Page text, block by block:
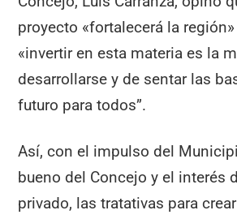
proyecto «fortalecerá la
«invertir en esta materia es la
desarrollarse y de sentar las
futuro para todos”.
Así, con el impulso del
bueno del Concejo y el interés
privado, las tratativas para